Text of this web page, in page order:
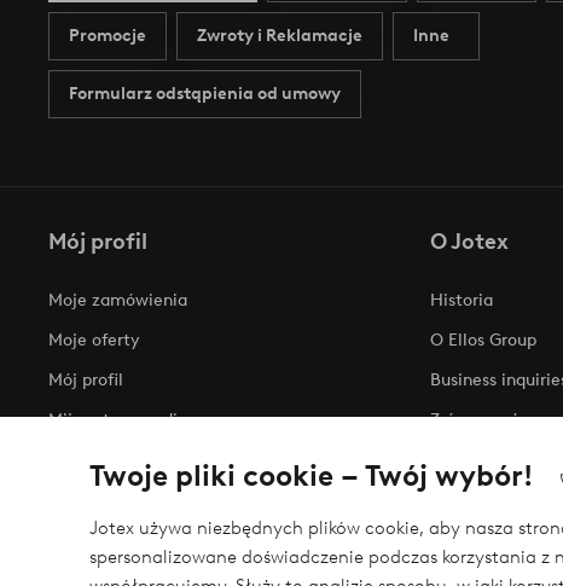
Twoje pliki cookie – Twój wybór!
Jotex używa niezbędnych plików cookie, aby nasza
spersonalizowane doświadczenie podczas korzystania
Promocje Zwroty i Reklamacje Inne
Formularz odstąpienia od umowy
Mój profil
Moje zamówienia
Moje oferty
Mój profil
Mijn retourzendingen
O Jotex
Historia
O Ellos Group
Business
Zrównoważony
Oświadczenie o
Bezpieczne płatności - zapłać teraz lub podziel